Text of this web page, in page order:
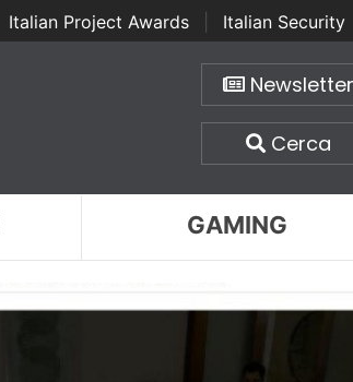
Italian Project Awards
Italian Security
Newsletter
Cerca
GAMING